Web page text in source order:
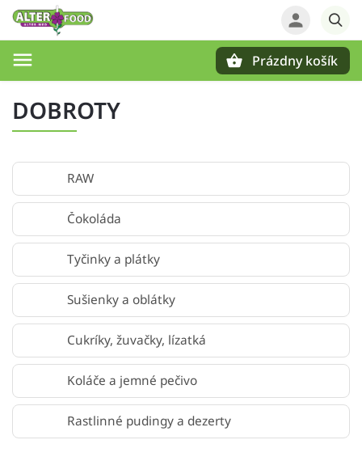
Prázdny košík
DOBROTY
RAW
Čokoláda
Tyčinky a plátky
Sušienky a oblátky
Cukríky, žuvačky, lízatká
Koláče a jemné pečivo
Rastlinné pudingy a dezerty